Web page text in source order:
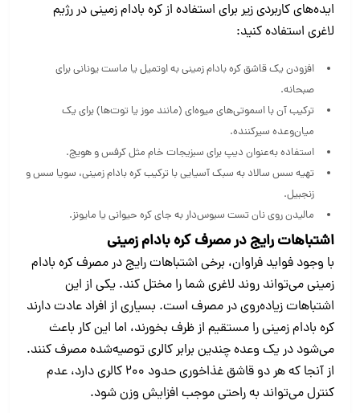
ایده‌های کاربردی زیر برای استفاده از کره بادام‌ زمینی در رژیم
لاغری استفاده کنید:
افزودن یک قاشق کره بادام‌ زمینی به اوتمیل یا ماست یونانی برای
صبحانه.
ترکیب آن با اسموتی‌های میوه‌ای (مانند موز یا توت‌ها) برای یک
میان‌وعده سیرکننده.
استفاده به‌عنوان دیپ برای سبزیجات خام مثل کرفس و هویج.
تهیه سس سالاد به سبک آسیایی با ترکیب کره بادام‌ زمینی، سویا سس و
زنجبیل.
مالیدن روی نان تست سبوس‌دار به جای کره حیوانی یا مایونز.
اشتباهات رایج در مصرف کره بادام‌ زمینی
با وجود فواید فراوان، برخی اشتباهات رایج در مصرف کره بادام‌
زمینی می‌تواند روند لاغری شما را مختل کند. یکی از این
اشتباهات زیاده‌روی در مصرف است. بسیاری از افراد عادت دارند
کره بادام‌ زمینی را مستقیم از ظرف بخورند، اما این کار باعث
می‌شود در یک وعده چندین برابر کالری توصیه‌شده مصرف کنند.
از آنجا که هر دو قاشق غذاخوری حدود ۲۰۰ کالری دارد، عدم
کنترل می‌تواند به راحتی موجب افزایش وزن شود.